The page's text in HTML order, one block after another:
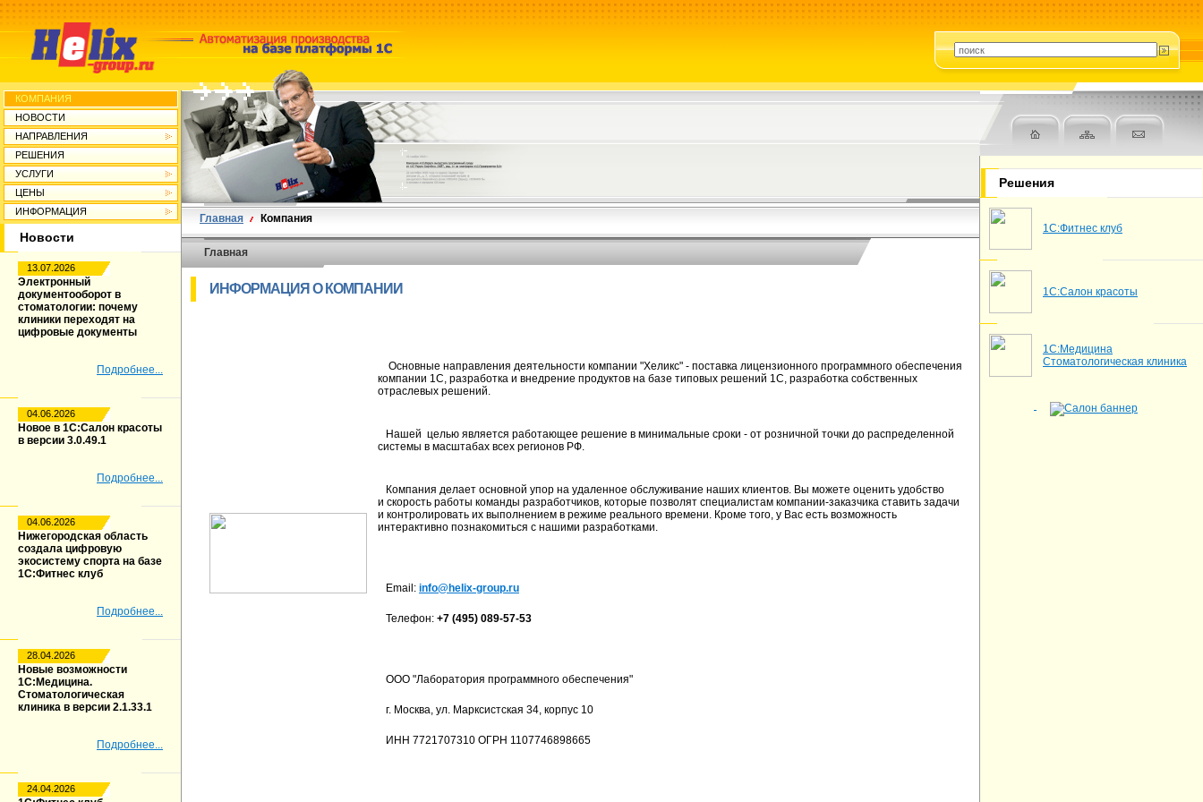
КОМПАНИЯ
НОВОСТИ
НАПРАВЛЕНИЯ
РЕШЕНИЯ
УСЛУГИ
ЦЕНЫ
ИНФОРМАЦИЯ
Новости
13.07.2026
Электронный
документооборот в
стоматологии: почему
клиники переходят на
цифровые документы
Подробнее...
04.06.2026
Новое в 1С:Салон красоты
в версии 3.0.49.1
Подробнее...
04.06.2026
Нижегородская область
создала цифровую
экосистему спорта на базе
1С:Фитнес клуб
Подробнее...
28.04.2026
Новые возможности
1С:Медицина.
Стоматологическая
клиника в версии 2.1.33.1
Подробнее...
24.04.2026
Главная Компания
Главная
ИНФОРМАЦИЯ О КОМПАНИИ
Основные направления деятельности компании "Хеликс" - поставка лицензионного программного обеспечения
компании 1С, разработка и внедрение продуктов на базе типовых решений 1С, разработка собственных
отраслевых решений.
Нашей целью является работающее решение в минимальные сроки - от розничной точки до распределенной
системы в масштабах всех регионов РФ.
Компания делает основной упор на удаленное обслуживание наших клиентов. Вы можете оценить удобство
и скорость работы команды разработчиков, которые позволят специалистам компании-заказчика ставить задачи
и контролировать их выполнением в режиме реального времени. Кроме того, у Вас есть возможность
интерактивно познакомиться с нашими разработками.
Email: info@helix-group.ru
Телефон: +7 (495) 089-57-53
ООО "Лаборатория программного обеспечения"
г. Москва, ул. Марксистская 34, корпус 10
ИНН 7721707310 ОГРН 1107746898665
Решения
1С:Фитнес клуб
1С:Салон красоты
1С:Медицина
Стоматологическая клиника